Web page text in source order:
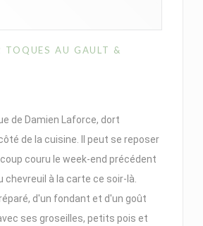
TOQUES AU GAULT &
de Damien Laforce, dort
de la cuisine. Il peut se reposer
couru le week-end précédent
chevreuil à la carte ce soir-là.
d'un fondant et d'un goût
ses groseilles, petits pois et